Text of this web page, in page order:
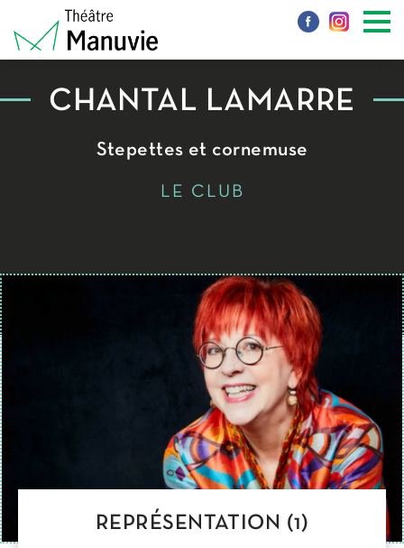
CHANTAL LAMARRE
Stepettes et cornemuse
LE CLUB
REPRÉSENTATION (1)